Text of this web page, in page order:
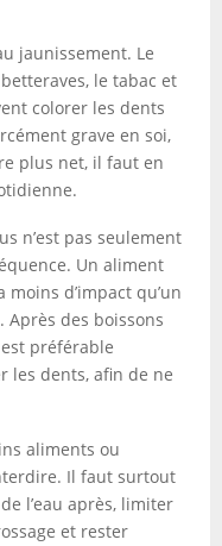
jaunissement. Le
le tabac et
colorer les dents
grave en soi,
plus net, il faut en
n’est pas seulement
Un aliment
d’impact qu’un
des boissons
préférable
les dents, afin de ne
aliments ou
Il faut surtout
l’eau après, limiter
et rester